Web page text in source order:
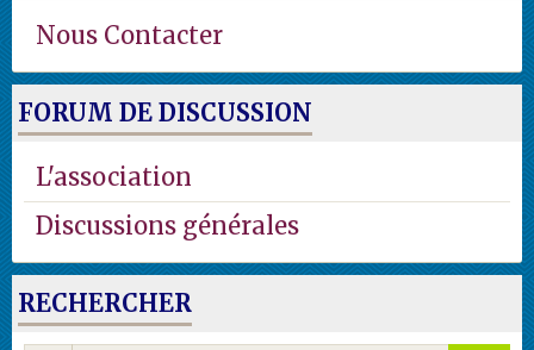
Nous Contacter
FORUM DE DISCUSSION
L'association
Discussions générales
RECHERCHER